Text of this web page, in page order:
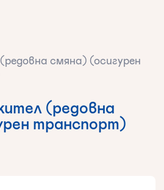
смяна) (осигурен
(редовна
транспорт)